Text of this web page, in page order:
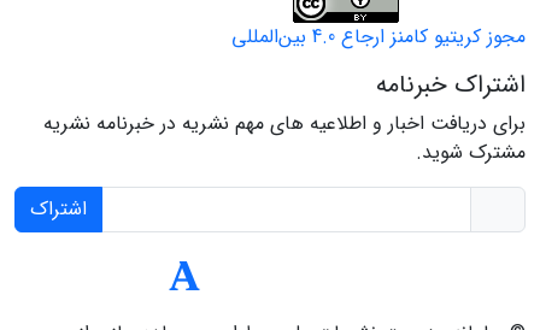
مجوز کریتیو کامنز ارجاع 4.0 بین‌المللی
اشتراک خبرنامه
برای دریافت اخبار و اطلاعیه های مهم نشریه در خبرنامه نشریه
مشترک شوید.
اشتراک